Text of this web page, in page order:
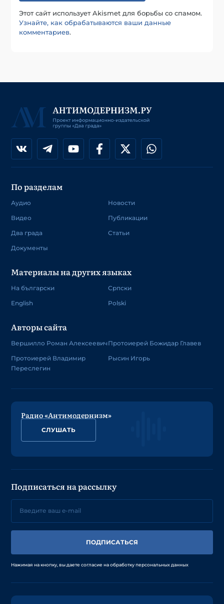
Этот сайт использует Akismet для борьбы со спамом.
Узнайте, как обрабатываются ваши данные
комментариев.
По разделам
Аудио
Видео
Два града
Документы
Новости
Публикации
Статьи
Материалы на других языках
На български
English
Српски
Polski
Авторы сайта
Вершилло Роман Алексеевич
Протоиерей Владимир
Переслегин
Протоиерей Божидар Главев
Рысин Игорь
Радио «Антимодернизм»
СЛУШАТЬ
Подписаться на рассылку
ПОДПИСАТЬСЯ
Нажимая на кнопку, вы даете согласие на обработку персональных данных